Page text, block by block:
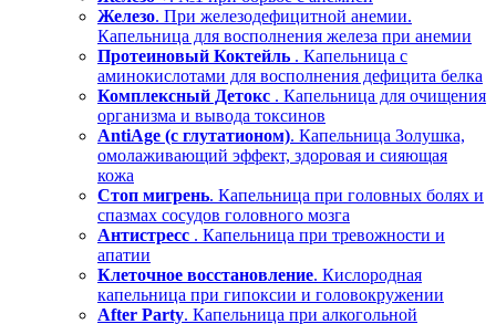
Железо. При железодефицитной анемии.
Капельница для восполнения железа при анемии
Протеиновый Коктейль . Капельница с
аминокислотами для восполнения дефицита белка
Комплексный Детокс . Капельница для очищения
организма и вывода токсинов
AntiAge (с глутатионом). Капельница Золушка,
омолаживающий эффект, здоровая и сияющая
кожа
Стоп мигрень. Капельница при головных болях и
спазмах сосудов головного мозга
Антистресс . Капельница при тревожности и
апатии
Клеточное восстановление. Кислородная
капельница при гипоксии и головокружении
After Party. Капельница при алкогольной